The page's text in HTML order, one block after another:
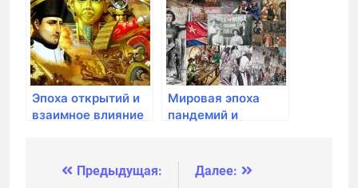
Эпоха открытий и
взаимное влияние
Мировая эпоха
пандемий и
Навигация
Предыдущая:
Далее: